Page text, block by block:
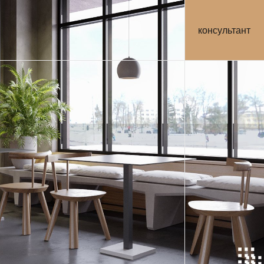
консультант